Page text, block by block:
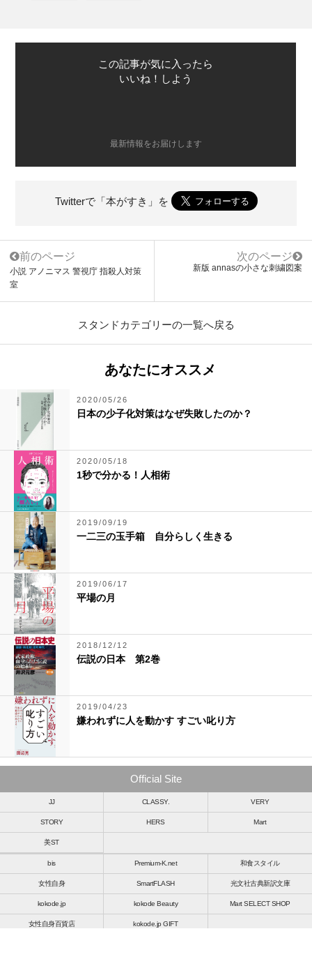
この記事が気に入ったら
いいね！しよう
最新情報をお届けします
Twitterで「本がすき」を
前のページ
小説 アノニマス 警視庁 指殺人対策
室
次のページ
新版 annasの小さな刺繍図案
スタンドカテゴリーの一覧へ戻る
あなたにオススメ
2020/05/26
日本の少子化対策はなぜ失敗したのか？
2020/05/18
1秒で分かる！人相術
2019/09/19
一二三の玉手箱 自分らしく生きる
2019/06/17
平場の月
2018/12/12
伝説の日本 第2巻
2019/04/23
嫌われずに人を動かす すごい叱り方
Official Site
JJ CLASSY. VERY
STORY HERS Mart
美ST
bis Premium-K.net 和食スタイル
女性自身 SmartFLASH 光文社古典新訳文庫
kokode.jp kokode Beauty Mart SELECT SHOP
女性自身百貨店 kokode.jp GIFT